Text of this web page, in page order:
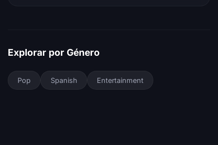
Explorar por Género
Pop Spanish Entertainment